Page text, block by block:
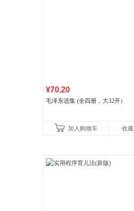
¥70.20
毛泽东选集 (全四册，大32开）
加入购物车 收藏